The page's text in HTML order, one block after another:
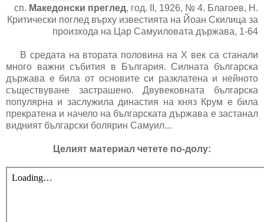
сп. Македонски преглед, год. II, 1926, № 4. Благоев, Н.
Критически поглед върху известията на Йоан Скилица за
произхода на Цар Самуиловата държава, 1-64
В средата на втората половина на Х век са станали
много важни събития в България. Силната българска
държава е била от основите си разклатена и нейното
съществуване застрашено. Двувековната българска
популярна и заслужила династия на княз Крум е била
прекратена и начело на българската държава е застанал
видният български болярин Самуил...
Целият материал четете по-долу: